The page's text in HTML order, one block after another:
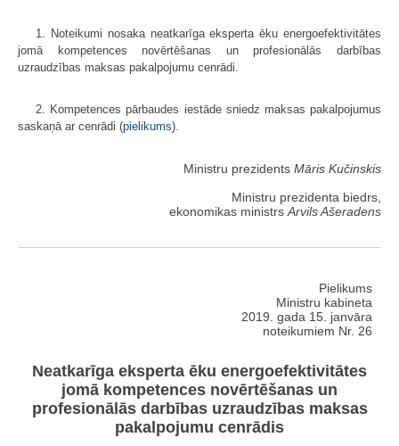
1. Noteikumi nosaka neatkarīga eksperta ēku energoefektivitātes
jomā kompetences novērtēšanas un profesionālās darbības
uzraudzības maksas pakalpojumu cenrādi.
2. Kompetences pārbaudes iestāde sniedz maksas pakalpojumus
saskaņā ar cenrādi (pielikums).
Ministru prezidents Māris Kučinskis
Ministru prezidenta biedrs,
ekonomikas ministrs Arvils Ašeradens
Pielikums
Ministru kabineta
2019. gada 15. janvāra
noteikumiem Nr. 26
Neatkarīga eksperta ēku energoefektivitātes
jomā kompetences novērtēšanas un
profesionālās darbības uzraudzības maksas
pakalpojumu cenrādis